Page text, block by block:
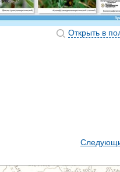
Открыть в